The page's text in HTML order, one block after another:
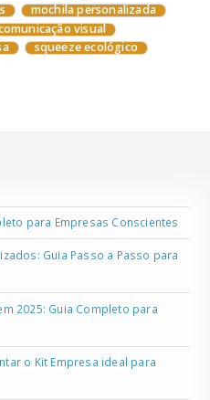
mochila personalizada
visual
squeeze ecológico
para Empresas Conscientes
Guia Passo a Passo para
2025: Guia Completo para
o Kit Empresa ideal para